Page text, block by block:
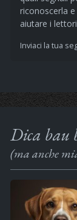
riconoscerla
aiutare i
Inviaci la tua
Dica bau
(ma anche